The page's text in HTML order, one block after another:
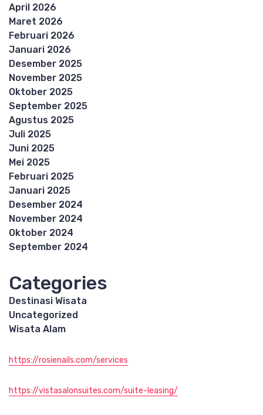
April 2026
Maret 2026
Februari 2026
Januari 2026
Desember 2025
November 2025
Oktober 2025
September 2025
Agustus 2025
Juli 2025
Juni 2025
Mei 2025
Februari 2025
Januari 2025
Desember 2024
November 2024
Oktober 2024
September 2024
Categories
Destinasi Wisata
Uncategorized
Wisata Alam
https://rosienails.com/services
https://vistasalonsuites.com/suite-leasing/